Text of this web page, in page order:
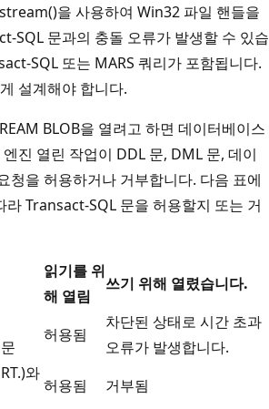
을 사용하여 Win32 파일 핸들을
SQL 문과의 충돌 오류가 발생할 수 있습
SQL 또는 MARS 쿼리가 포함됩니다.
설계해야 합니다.
BLOB을 열려고 하면 데이터베이스
진 열린 작업이 DDL 문, DML 문, 데이
청을 허용하거나 거부합니다. 다음 표에
Transact-SQL 문을 허용할지 또는 거
읽기를 위
해 열림
쓰기 위해 열렸습니다.
허용됨
차단된 상태로 시간 초과
오류가 발생합니다.
와
허용됨
거부됨